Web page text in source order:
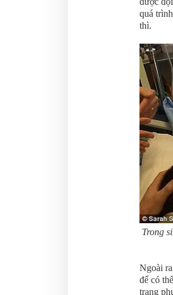
quá trình
thì.
Trong
Ngoài
để có
trang